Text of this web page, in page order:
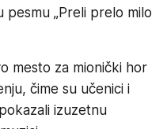
pesmu „Preli prelo milo
mesto za mionički hor
čime su učenici i
izuzetnu